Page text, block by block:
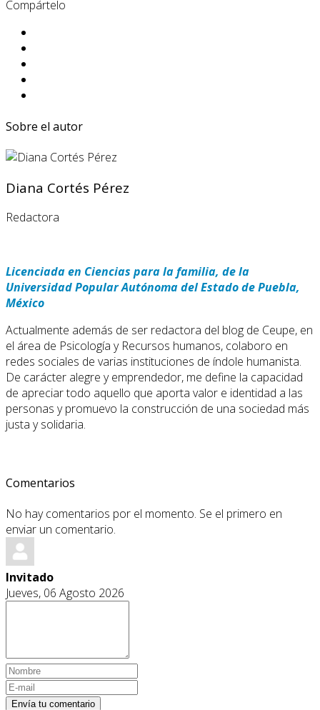
Compártelo
Sobre el autor
Diana Cortés Pérez
Redactora
Licenciada en Ciencias para la familia, de la
Universidad Popular Autónoma del Estado de Puebla,
México
Actualmente además de ser redactora del blog de Ceupe, en
el área de Psicología y Recursos humanos, colaboro en
redes sociales de varias instituciones de índole humanista.
De carácter alegre y emprendedor, me define la capacidad
de apreciar todo aquello que aporta valor e identidad a las
personas y promuevo la construcción de una sociedad más
justa y solidaria.
Comentarios
No hay comentarios por el momento. Se el primero en
enviar un comentario.
Invitado
Jueves, 06 Agosto 2026
Envía tu comentario